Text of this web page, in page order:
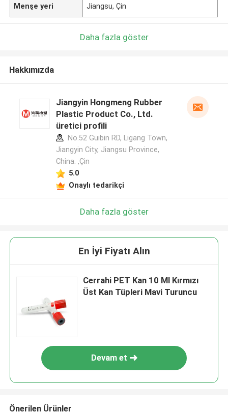
Menşe yeri Jiangsu, Çin
Daha fazla göster
Hakkımızda
Jiangyin Hongmeng Rubber
Plastic Product Co., Ltd.
üretici profili
No.52 Guibin RD, Ligang Town,
Jiangyin City, Jiangsu Province,
China. ,Çin
5.0
Onaylı tedarikçi
Daha fazla göster
En İyi Fiyatı Alın
Cerrahi PET Kan 10 Ml Kırmızı
Üst Kan Tüpleri Mavi Turuncu
Devam et
Önerilen Ürünler